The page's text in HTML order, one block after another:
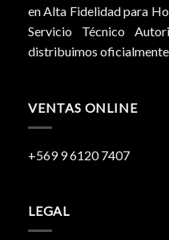
en Alta Fidelidad para
Servicio Técnico
distribuimos
VENTAS ONLINE
+569 9 6120 7407
LEGAL